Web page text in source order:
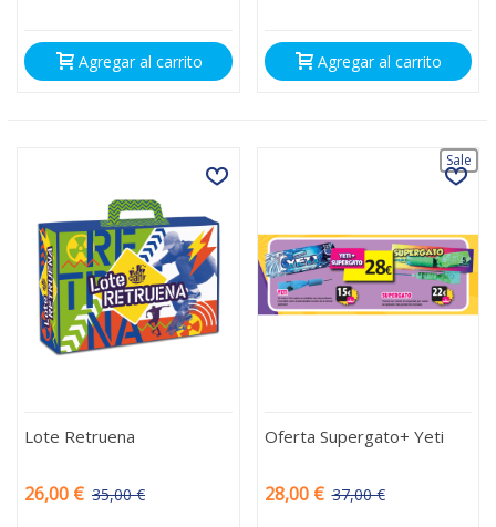
Agregar al carrito Agregar al carrito
Lote Retruena
26,00 € 35,00 €
Sale
Oferta Supergato+ Yeti
28,00 € 37,00 €